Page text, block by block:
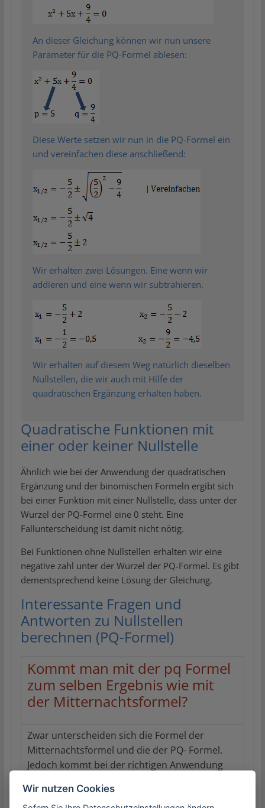
An dieser Gleichung können wir nun unsere
Parameter für die PQ-Formel ablesen:
Diese Werte setzen wir nun in die PQ-Formel ein
und vereinfachen diese anschließend:
Wir erhalten zwei Lösungen. Eine wenn wir
addieren und eine wenn wir subtrahieren.
Wir erhalten auf diesem Weg natürlich dieselben
Nullstellen, die wir auch mit Hilfe der
quadratischen Ergänzung erhalten haben.
Quadratische Funktionen mit
einer oder keiner Nullstelle
Ähnlich wie bei der Anwendung der quadratischen
Ergänzung und der binomischen Formeln ergibt sich
bei einer Funktion mit einer Nullstelle, dass unter der
Wurzel der PQ-Formel eine 0 steht. Eine
Fallunterscheidung ist damit nicht nötig.
Bei Funktionen ohne Nullstellen erhalten wir eine
negative zahl unter der Wurzel der PQ-Formel. Es gibt
dementsprechend keine Lösung der Gleichung.
Interessante Fragen und
Antworten zu Nullstellen
berechnen (PQ-Formel)
Kommt man mit der pq Formel
zum selben Ergebnis wie mit
der Mitternachtsformel?
Zwar unterscheiden sich die Formel der
Mitternachtsformel und die der PQ- Formel.
Jedoch kommt bei der richtigen Anwendung
heraus. Somit gibt es keinen Unterschied
Wir nutzen Cookies